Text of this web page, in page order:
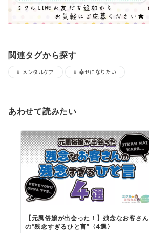
関連タグから探す
メンタルケア 幸せになりたい
あわせて読みたい
【元風俗嬢が出会った！】残念なお客さん
の“残念すぎるひと言”〈4選〉